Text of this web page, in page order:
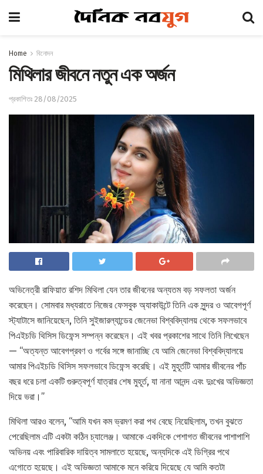
Home বিনোদন
মিথিলার জীবনে নতুন এক অর্জন
প্রকাশিতঃ 28/08/2025
অভিনেত্রী রাফিয়াত রশিদ মিথিলা যেন তার জীবনের অন্যতম বড় সফলতা অর্জন
করেছেন। সোমবার মধ্যরাতে নিজের ফেসবুক অ্যাকাউন্টে তিনি এক সুন্দর ও আবেগপূর্ণ
স্ট্যাটাসে জানিয়েছেন, তিনি সুইজারল্যান্ডের জেনেভা বিশ্ববিদ্যালয় থেকে সফলভাবে
পিএইচডি থিসিস ডিফেন্স সম্পন্ন করেছেন। এই খবর প্রকাশের সাথে তিনি লিখেছেন
— “অত্যন্ত আবেগপ্রবণ ও গর্বের সঙ্গে জানাচ্ছি যে আমি জেনেভা বিশ্ববিদ্যালয়ে
আমার পিএইচডি থিসিস সফলভাবে ডিফেন্স করেছি। এই মুহূর্তটি আমার জীবনের পাঁচ
বছর ধরে চলা একটি গুরুত্বপূর্ণ যাত্রার শেষ মুহূর্ত, যা নানা আনন্দ এবং দুঃখের অভিজ্ঞতা
দিয়ে ভরা।”
মিথিলা আরও বলেন, “আমি যখন কম ভ্রমণ করা পথ বেছে নিয়েছিলাম, তখন বুঝতে
পেরেছিলাম এটি একটা কঠিন চ্যালেঞ্জ। আমাকে একদিকে পেশাগত জীবনের পাশাপাশি
অভিনয় এবং পারিবারিক দায়িত্ব সামলাতে হয়েছে, অন্যদিকে এই ডিগ্রির পথে
এগোতে হয়েছে। এই অভিজ্ঞতা আমাকে মনে করিয়ে দিয়েছে যে আমি কতটা